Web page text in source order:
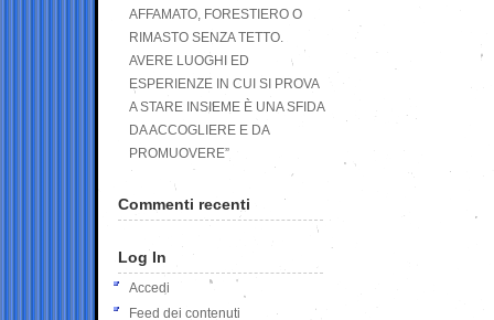
AFFAMATO, FORESTIERO O
RIMASTO SENZA TETTO.
AVERE LUOGHI ED
ESPERIENZE IN CUI SI PROVA
A STARE INSIEME È UNA SFIDA
DA ACCOGLIERE E DA
PROMUOVERE”
Commenti recenti
Log In
Accedi
Feed dei contenuti